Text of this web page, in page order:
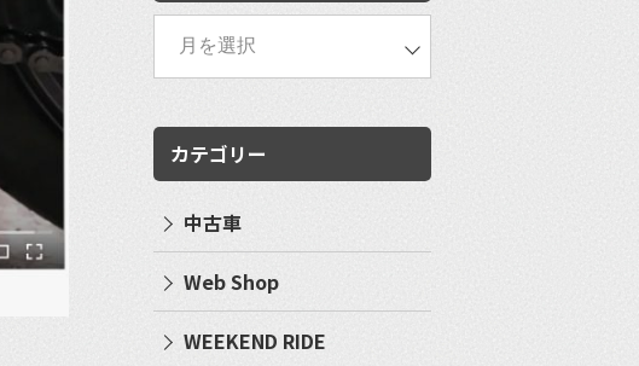
カテゴリー
中古車
Web Shop
WEEKEND RIDE